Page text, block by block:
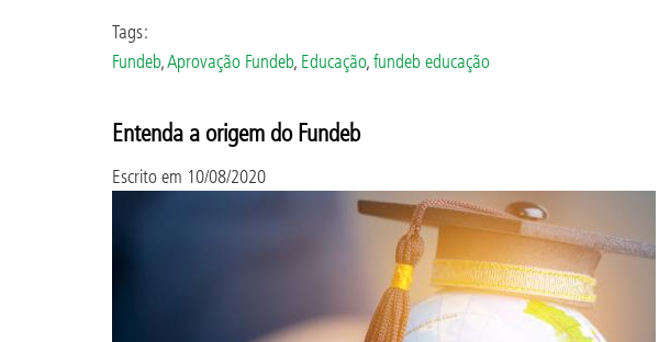
Tags:
Fundeb,Aprovação Fundeb, Educação,fundeb educação
Entenda a origem do Fundeb
Escrito em 10/08/2020